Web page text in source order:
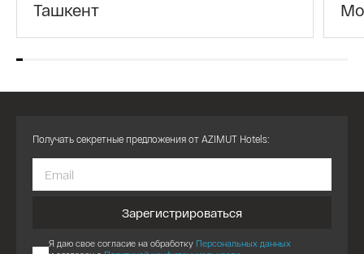
Ташкент
Получать секретные предложения от AZIMUT Hotels:
Зарегистрироваться
Я даю свое согласие на обработку Персональных данных